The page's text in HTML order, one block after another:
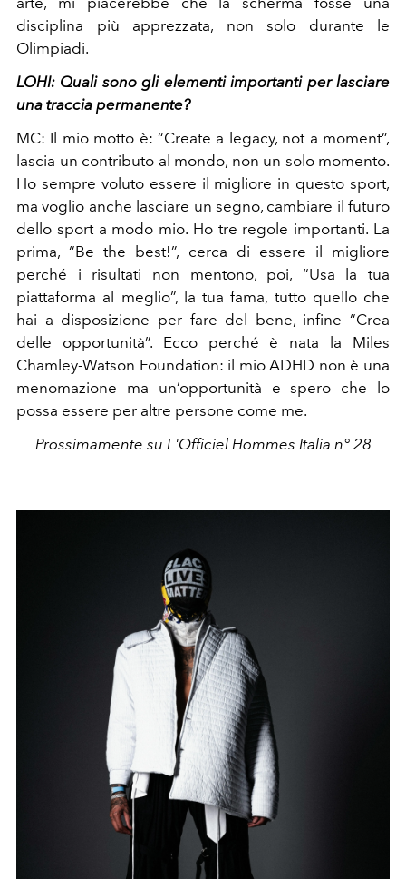
disciplina più apprezzata, non solo durante le
Olimpiadi.
LOHI: Quali sono gli elementi importanti per lasciare
una traccia permanente?
MC: Il mio motto è: “Create a legacy, not a moment”,
lascia un contributo al mondo, non un solo momento.
Ho sempre voluto essere il migliore in questo sport,
ma voglio anche lasciare un segno, cambiare il futuro
dello sport a modo mio. Ho tre regole importanti. La
prima, “Be the best!”, cerca di essere il migliore
perché i risultati non mentono, poi, “Usa la tua
piattaforma al meglio”, la tua fama, tutto quello che
hai a disposizione per fare del bene, infine “Crea
delle opportunità”. Ecco perché è nata la Miles
Chamley-Watson Foundation: il mio ADHD non è una
menomazione ma un’opportunità e spero che lo
possa essere per altre persone come me.
Prossimamente su L'Officiel Hommes Italia n° 28